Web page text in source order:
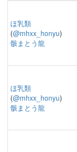
ほ乳類
(@mhxx_honyu)
骸まとう龍
ほ乳類
(@mhxx_honyu)
骸まとう龍